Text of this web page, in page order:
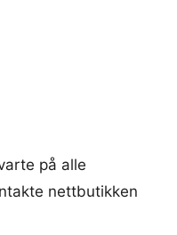
på alle
nettbutikken